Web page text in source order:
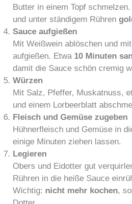
Butter in einem Topf
und unter ständigem Rühren
Sauce aufgießen
Mit Weißwein ablöschen und
aufgießen. Etwa 10 Minuten
damit die Sauce schön cremig
Würzen
Mit Salz, Pfeffer, Muskatnuss,
und einem Lorbeerblatt
Fleisch und Gemüse zugeben
Hühnerfleisch und Gemüse in
einige Minuten ziehen lassen.
Legieren
Obers und Eidotter gut
Rühren in die heiße Sauce
Wichtig: nicht mehr kochen,